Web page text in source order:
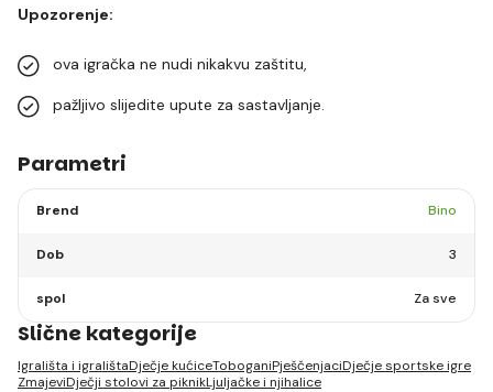
Upozorenje:
ova igračka ne nudi nikakvu zaštitu,
pažljivo slijedite upute za sastavljanje.
Parametri
Brend Bino
Dob 3
spol Za sve
Slične kategorije
Igrališta i igralištaDječje kućiceToboganiPješčenjaciDječje sportske igre
ZmajeviDječji stolovi za piknikLjuljačke i njihalice